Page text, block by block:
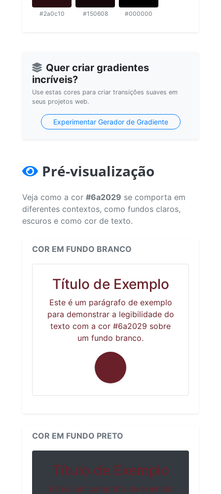
#2a0c10 #150608 #000000
Quer criar gradientes
incríveis?
Use estas cores para criar transições suaves em
seus projetos web.
Experimentar Gerador de Gradiente
Pré-visualização
Veja como a cor #6a2029 se comporta em
diferentes contextos, como fundos claros,
escuros e como cor de texto.
COR EM FUNDO BRANCO
Título de Exemplo
Este é um parágrafo de exemplo
para demonstrar a legibilidade do
texto com a cor #6a2029 sobre
um fundo branco.
COR EM FUNDO PRETO
Título de Exemplo
Este é um parágrafo de exemplo